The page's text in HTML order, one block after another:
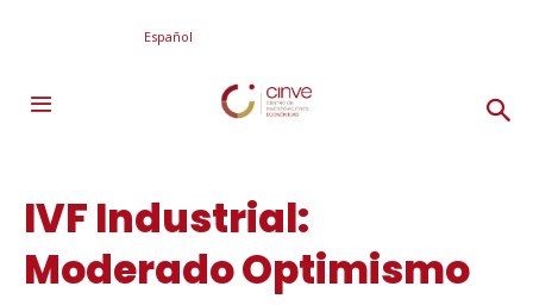
Español
IVF Industrial:
Moderado Optimismo